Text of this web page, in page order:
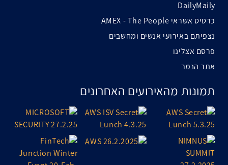
DailyMaily
כרטיס אשראי AMEX - The People
נצפיתם באירועי אנשים ומחשבים
פרסם אצלינו
אתר הנמר
תמונות מהאירועים האחרונים